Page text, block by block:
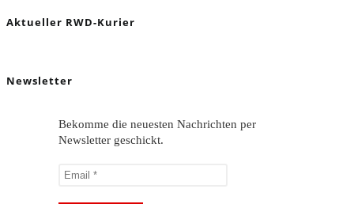
Aktueller RWD-Kurier
Newsletter
Bekomme die neuesten Nachrichten per
Newsletter geschickt.